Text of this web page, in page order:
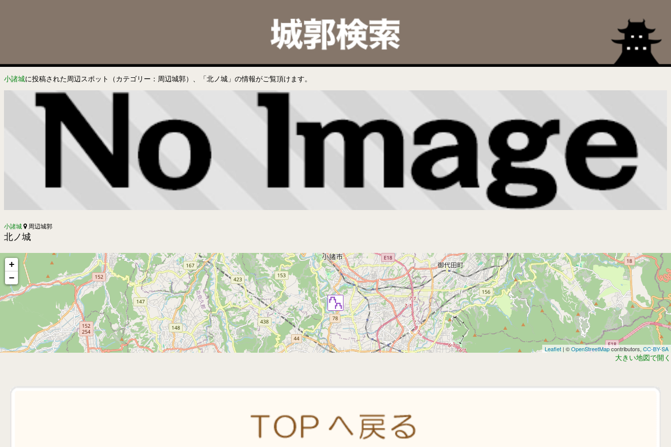
小諸城に投稿された周辺スポット（カテゴリー：周辺城郭）、「北ノ城」の情報がご覧頂けます。
小諸城 周辺城郭
北ノ城
+
−
Leaflet | ©OpenStreetMapcontributors, CC-BY-SA
大きい地図で開く